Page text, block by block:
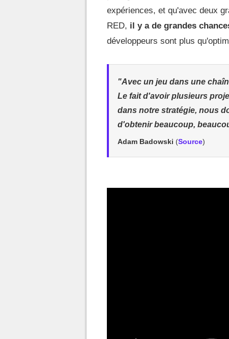
expériences, et qu'avec deux
RED, il y a de grandes
développeurs sont plus
"Avec un jeu dans une
Le fait d'avoir plusieurs
dans notre stratégie, nous
d'obtenir beaucoup,
Adam Badowski (Source)